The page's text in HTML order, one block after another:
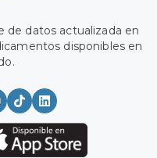
de datos actualizada en
disponibles en